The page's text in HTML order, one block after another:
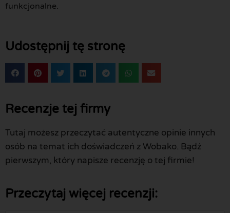
funkcjonalne.
Udostępnij tę stronę
Recenzje tej firmy
Tutaj możesz przeczytać autentyczne opinie innych
osób na temat ich doświadczeń z Wobako. Bądź
pierwszym, który napisze recenzję o tej firmie!
Przeczytaj więcej recenzji: